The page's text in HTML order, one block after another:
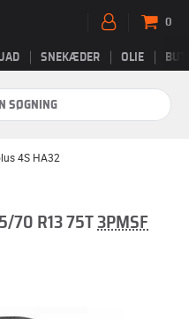
SNEKÆDER OLIE
0
SØGNING
4S HA32
70 R13 75T 3PMSF